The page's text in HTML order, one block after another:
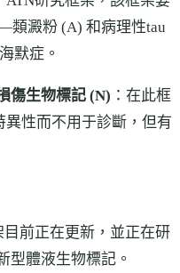
澱粉 (A) 和病理性tau
默症。
傷生物標記 (N) ：在此框
性而不用于診斷，但有
目前正在更新，並正在研
型體液生物標記。